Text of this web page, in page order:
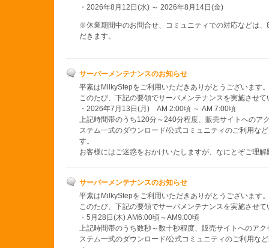
・2026年8月12日(水) ～ 2026年8月14日(金)
※休業期間中のお問合せ、コミュニティでの対応などは
だきます。
サーバーメンテナンスのお知らせ
平素はMilkyStepをご利用いただきありがとうございます。
このたび、下記の要領でサーバメンテナンスを実施させ
・2026年7月13日(月) AM 2:00頃 ～ AM 7:00頃
上記時間帯のうち120分～240分程度、販売サイトへのア
ステム一式のダウンロード/公式コミュニティのご利用な
す。
お客様にはご迷惑をおかけいたしますが、なにとぞご理
サーバーメンテナンスのお知らせ
平素はMilkyStepをご利用いただきありがとうございます。
このたび、下記の要領でサーバメンテナンスを実施させ
・5月28日(木) AM6:00頃～AM9:00頃
上記時間帯のうち数秒～数十秒程度、販売サイトへのア
ステム一式のダウンロード/公式コミュニティのご利用な